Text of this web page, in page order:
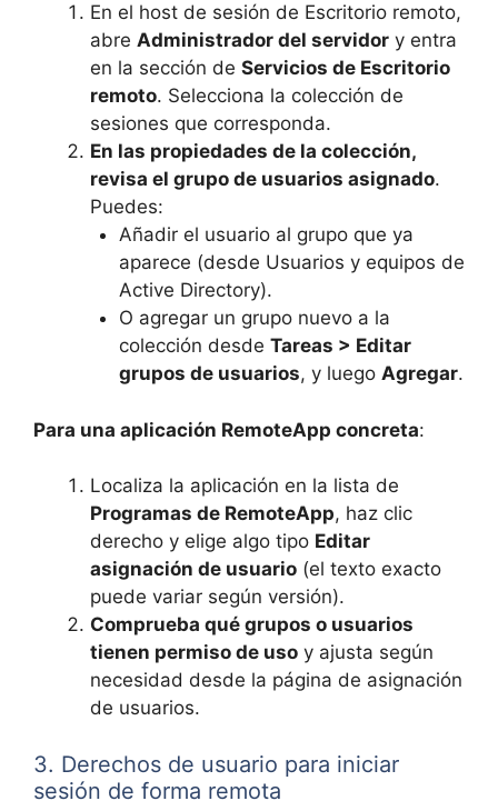
En el host de sesión de Escritorio remoto,
abre Administrador del servidor y entra
en la sección de Servicios de Escritorio
remoto. Selecciona la colección de
sesiones que corresponda.
En las propiedades de la colección,
revisa el grupo de usuarios asignado.
Puedes:
Añadir el usuario al grupo que ya
aparece (desde Usuarios y equipos de
Active Directory).
O agregar un grupo nuevo a la
colección desde Tareas > Editar
grupos de usuarios, y luego Agregar.
Para una aplicación RemoteApp concreta:
Localiza la aplicación en la lista de
Programas de RemoteApp, haz clic
derecho y elige algo tipo Editar
asignación de usuario (el texto exacto
puede variar según versión).
Comprueba qué grupos o usuarios
tienen permiso de uso y ajusta según
necesidad desde la página de asignación
de usuarios.
3. Derechos de usuario para iniciar
sesión de forma remota